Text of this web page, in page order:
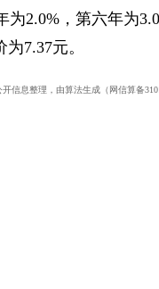
为2.0%，第六年为
7.37元。
信息整理，由算法生成（网信算备